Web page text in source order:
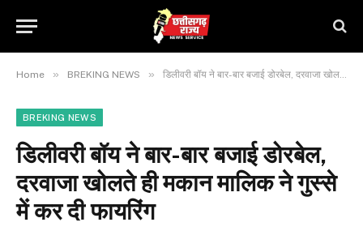
Home » BREKING NEWS » डिलीवरी बॉय ने बार-बार बजाई डोरबेल, दरवाजा खोलते ही मकान मालिक ने गुस्से में कर दी फायरिंग
BREKING NEWS
डिलीवरी बॉय ने बार-बार बजाई डोरबेल,
दरवाजा खोलते ही मकान मालिक ने गुस्से
में कर दी फायरिंग